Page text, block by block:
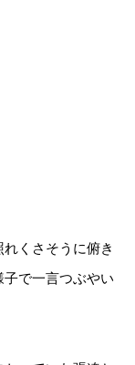
くさそうに俯き
で一言つぶやい